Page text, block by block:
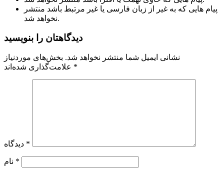
پیام هایی که به غیر از زبان فارسی یا غیر مرتبط باشد منتشر
نخواهد شد.
دیدگاهتان را بنویسید
نشانی ایمیل شما منتشر نخواهد شد. بخش‌های موردنیاز
*
*
*